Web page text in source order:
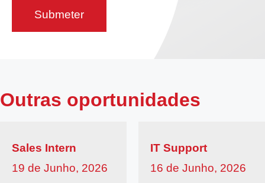
Outras oportunidades
Sales Intern
19 de Junho, 2026
IT Support
16 de Junho, 2026